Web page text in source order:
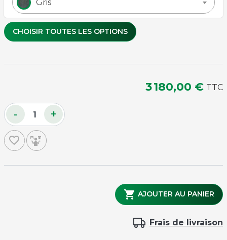
Gris
CHOISIR TOUTES LES OPTIONS
Couleur de tapis
Noir
Rouge
couleur 2ème équipe
3 180,00 € TTC
- +
favorite_border
 AJOUTER AU PANIER
Frais de livraison